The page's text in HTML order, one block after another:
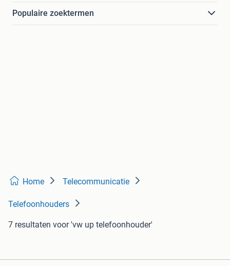
Populaire zoektermen
Home Telecommunicatie
Telefoonhouders
7 resultaten voor 'vw up telefoonhouder'